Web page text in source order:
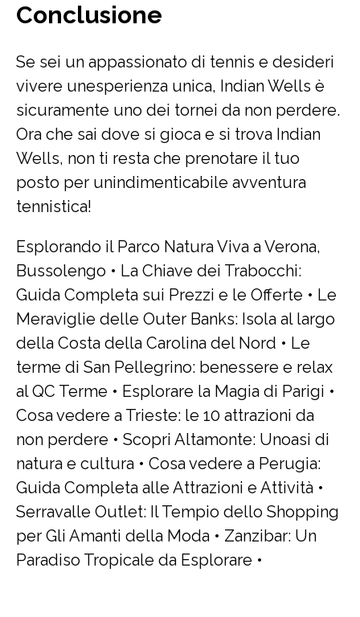
Conclusione
Se sei un appassionato di tennis e desideri
vivere unesperienza unica, Indian Wells è
sicuramente uno dei tornei da non perdere.
Ora che sai dove si gioca e si trova Indian
Wells, non ti resta che prenotare il tuo
posto per unindimenticabile avventura
tennistica!
Esplorando il Parco Natura Viva a Verona,
Bussolengo • La Chiave dei Trabocchi:
Guida Completa sui Prezzi e le Offerte • Le
Meraviglie delle Outer Banks: Isola al largo
della Costa della Carolina del Nord • Le
terme di San Pellegrino: benessere e relax
al QC Terme • Esplorare la Magia di Parigi •
Cosa vedere a Trieste: le 10 attrazioni da
non perdere • Scopri Altamonte: Unoasi di
natura e cultura • Cosa vedere a Perugia:
Guida Completa alle Attrazioni e Attività •
Serravalle Outlet: Il Tempio dello Shopping
per Gli Amanti della Moda • Zanzibar: Un
Paradiso Tropicale da Esplorare •